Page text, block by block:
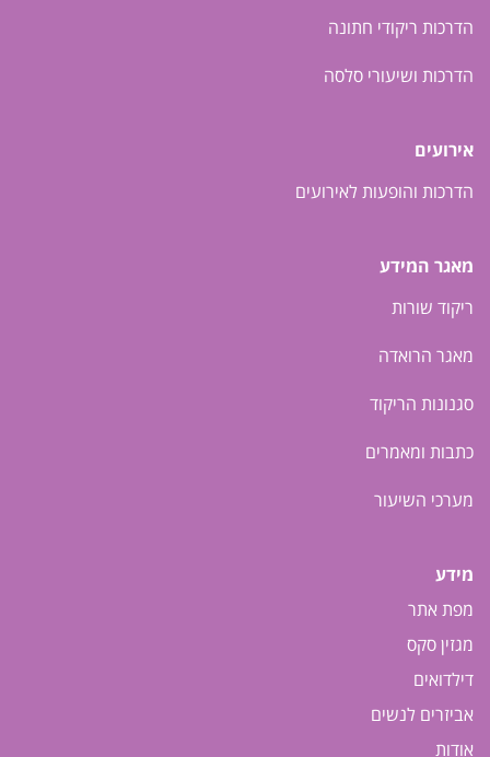
הדרכות ריקודי חתונה
הדרכות ושיעורי סלסה
אירועים
הדרכות והופעות לאירועים
מאגר המידע
ריקוד שורות
מאגר הרואדה
סגנונות הריקוד
כתבות ומאמרים
מערכי השיעור
מידע
מפת אתר
מגזין סקס
דילדואים
אביזרים לנשים
אודות